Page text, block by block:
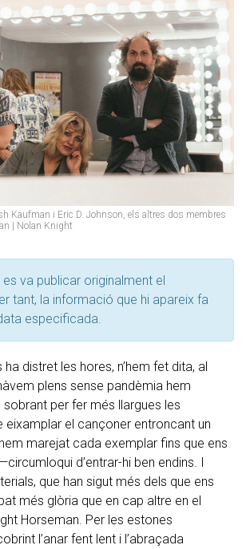
Kaufman i Eric D. Johnson, els altres dos membres
| Nolan Knight
va publicar originalment el
tant, la informació que hi apareix fa
especificada.
distret les hores, n’hem fet dita, al
plens sense pandèmia hem
per fer més llargues les
eixamplar el cançoner entroncant un
marejat cada exemplar fins que ens
d’entrar-hi ben endins. I
que han sigut més dels que ens
més glòria que en cap altre en el
Horseman. Per les estones
l’anar fent lent i l’abraçada